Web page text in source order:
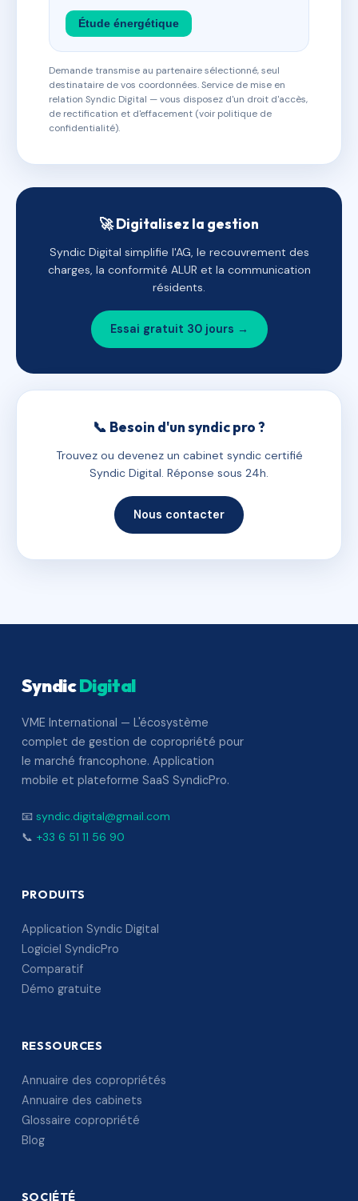
Étude énergétique
Demande transmise au partenaire sélectionné, seul
destinataire de vos coordonnées. Service de mise en
relation Syndic Digital — vous disposez d'un droit d'accès,
de rectification et d'effacement (voir politique de
confidentialité).
🚀 Digitalisez la gestion
Syndic Digital simplifie l'AG, le recouvrement des
charges, la conformité ALUR et la communication
résidents.
Essai gratuit 30 jours →
📞 Besoin d'un syndic pro ?
Trouvez ou devenez un cabinet syndic certifié
Syndic Digital. Réponse sous 24h.
Nous contacter
SyndicDigital
VME International — L'écosystème
complet de gestion de copropriété pour
le marché francophone. Application
mobile et plateforme SaaS SyndicPro.
📧 syndic.digital@gmail.com
📞 +33 6 51 11 56 90
PRODUITS
Application Syndic Digital
Logiciel SyndicPro
Comparatif
Démo gratuite
RESSOURCES
Annuaire des copropriétés
Annuaire des cabinets
Glossaire copropriété
Blog
SOCIÉTÉ